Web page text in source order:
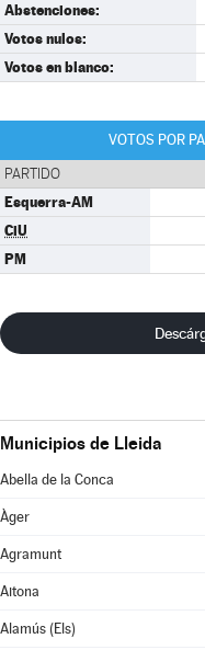
Abstenciones:
Votos nulos:
Votos en blanco:
VOTOS POR
PARTIDO
Esquerra-AM
CiU
PM
Municipios de Lleida
Abella de la Conca
Àger
Agramunt
Aitona
Alamús (Els)